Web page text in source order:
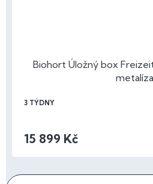
Biohort Úložný box
metalíza
3 TÝDNY
15 899 Kč